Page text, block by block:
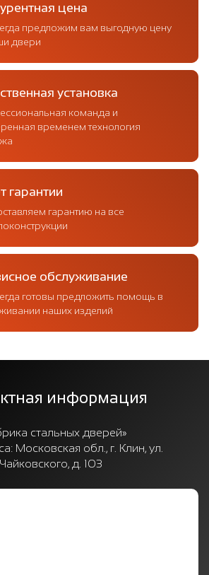
цена
предложим вам выгодную цену
двери
установка
команда и
временем технология
гарантии
гарантию на все
обслуживание
готовы предложить помощь в
наших изделий
информация
стальных дверей»
Московская обл., г. Клин, ул.
Чайковского, д. 103